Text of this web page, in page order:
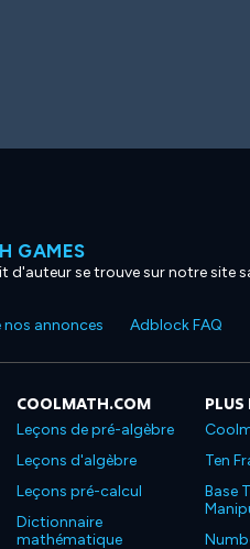
GAMES
se trouve sur notre site
annonces Adblock FAQ
COOLMATH.COM
Leçons de pré-algèbre
Leçons d'algèbre
Leçons pré-calcul
Dictionnaire
mathématique
PLUS
Ten
Base